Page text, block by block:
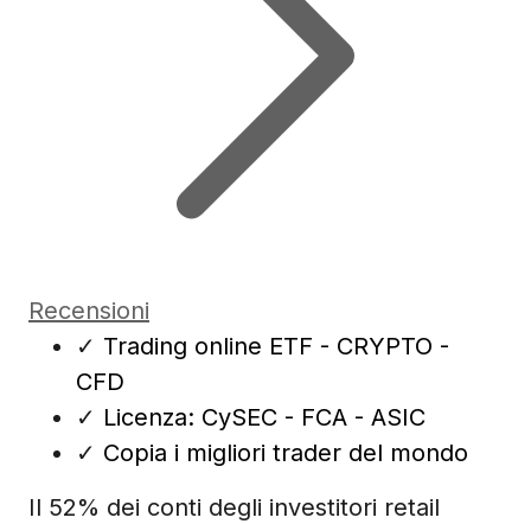
Recensioni
✓ Trading online ETF - CRYPTO -
CFD
✓ Licenza: CySEC - FCA - ASIC
✓ Copia i migliori trader del mondo
Il 52% dei conti degli investitori retail